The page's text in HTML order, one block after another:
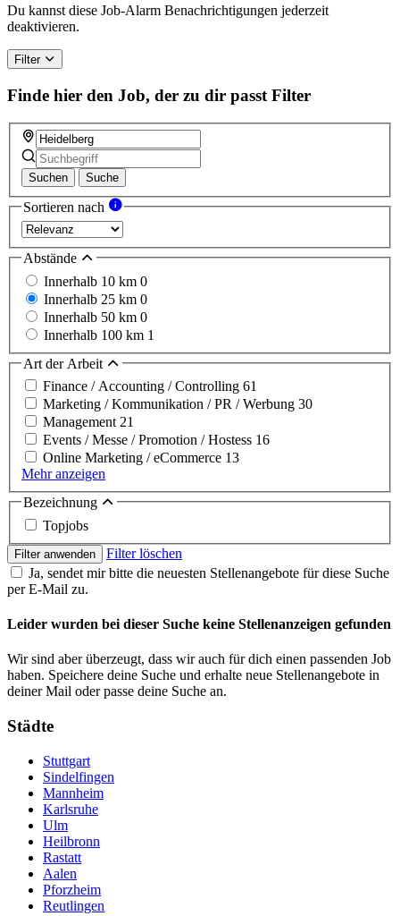
a
human,
this
field
Du kannst diese Job-Alarm Benachrichtigungen jederzeit
deaktivieren.
Filter
Finde hier den Job, der zu dir passt Filter
Suchen Suche
Sortieren nach
Abstände
Innerhalb 10 km 0
Innerhalb 25 km 0
Innerhalb 50 km 0
Innerhalb 100 km 1
Art der Arbeit
Finance / Accounting / Controlling 61
Marketing / Kommunikation / PR / Werbung 30
Management 21
Events / Messe / Promotion / Hostess 16
Online Marketing / eCommerce 13
Mehr anzeigen
Bezeichnung
Topjobs
Filter anwenden
Filter löschen
Ja, sendet mir bitte die neuesten Stellenangebote für diese Suche
per E-Mail zu.
Leider wurden bei dieser Suche keine Stellenanzeigen gefunden
Wir sind aber überzeugt, dass wir auch für dich einen passenden Job
haben. Speichere deine Suche und erhalte neue Stellenangebote in
deiner Mail oder passe deine Suche an.
Städte
Stuttgart
Sindelfingen
Mannheim
Karlsruhe
Ulm
Heilbronn
Rastatt
Aalen
Pforzheim
Reutlingen